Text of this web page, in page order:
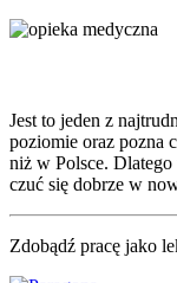
Jest to jeden z
poziomie oraz pozna
niż w Polsce.
czuć się dobrze w
Zdobądź pracę jako